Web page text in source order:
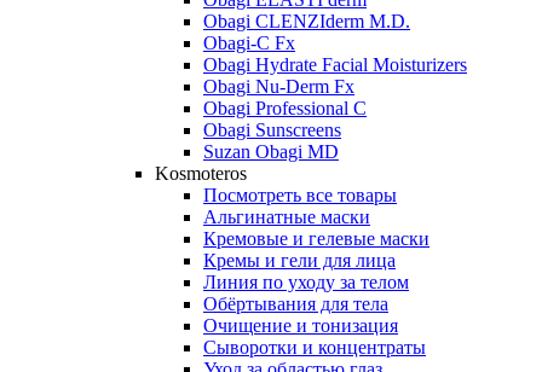
Obagi CLENZIderm M.D.
Obagi-C Fx
Obagi Hydrate Facial Moisturizers
Obagi Nu-Derm Fx
Obagi Professional C
Obagi Sunscreens
Suzan Obagi MD
Kosmoteros
Посмотреть все товары
Альгинатные маски
Кремовые и гелевые маски
Кремы и гели для лица
Линия по уходу за телом
Обёртывания для тела
Очищение и тонизация
Сыворотки и концентраты